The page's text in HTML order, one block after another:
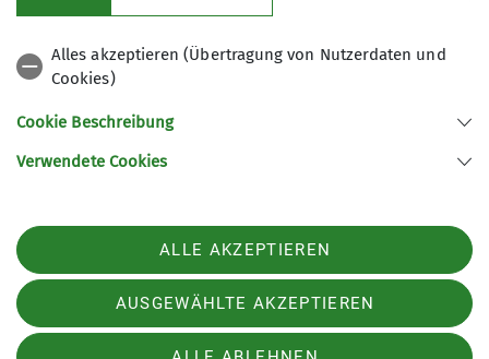
den wichtigsten Wirtschaftszweig der Region dar,
bis die Eisenbahn – darunter das Elmsteiner
Kuckucksbähnel – diese Transportmethode
Alles akzeptieren (Übertragung von Nutzerdaten und
Cookies)
Cookie Beschreibung
Verwendete Cookies
ALLE AKZEPTIEREN
AUSGEWÄHLTE AKZEPTIEREN